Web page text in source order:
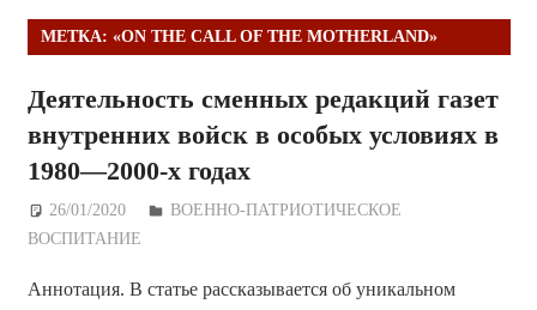
МЕТКА: «ON THE CALL OF THE MOTHERLAND»
Деятельность сменных редакций газет
внутренних войск в особых условиях в
1980—2000-х годах
26/01/2020 Дежурный по Редакции
ВОЕННО-ПАТРИОТИЧЕСКОЕ
ВОСПИТАНИЕ
Аннотация. В статье рассказывается об уникальном